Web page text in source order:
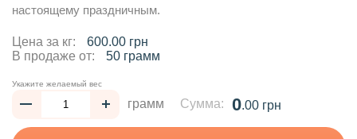
настоящему праздничным.
Цена за кг:
600.00 грн
В продаже от:
50 грамм
Укажите желаемый вес
грамм Сумма: 0.00 грн